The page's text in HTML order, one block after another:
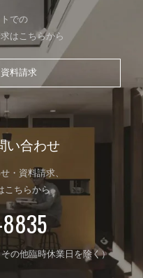
での
はこちらから
料請求
い合わせ
・資料請求、
こちらから
の他臨時休業日を除く）